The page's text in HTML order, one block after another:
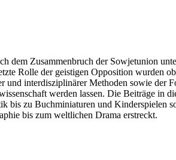
dem Zusammenbruch der Sowjetunion
Rolle der geistigen Opposition
und interdisziplinärer Methoden sowie der
werden lassen. Die Beiträge in
bis zu Buchminiaturen und
bis zum weltlichen Drama erstreckt.